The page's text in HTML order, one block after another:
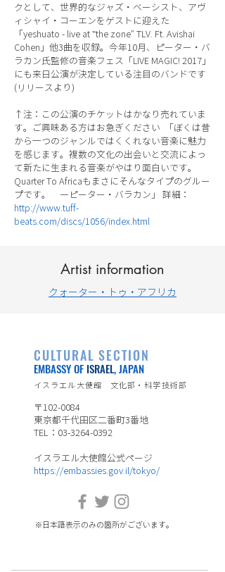
クとして、世界的なジャズ・ベーシスト、アヴ
ィシャイ・コーエンをゲストに迎えた
「yeshuato - live at "the zone” TLV. Ft. Avishai
Cohen」他3曲を収録。今年10月、ピーター・バ
ラカン氏監修の音楽フェス「LIVE MAGIC! 2017」
にも来日公演が決定している注目のバンドです
(リリースより)
↑注：この公演のチケットはかなり売れていま
す。ご興味ある方はお急ぎください 「ぼくは昔
から一つのジャンルではくくれない音楽に魅力
を感じます。複数の文化の出会いと交流によっ
て新たに生まれる音楽がやはり面白いです。
Quarter To Africaもまさにそんなタイプのグルー
プです。 ―ピーター・バラカン」 詳細：
http://www.tuff-
beats.com/discs/1056/index.html
Artist information
クォーター・トゥ・アフリカ
CULTURAL SECTION
EMBASSY OF ISRAEL, JAPAN
イスラエル大使館 文化部・科学技術部
〒102-0084
東京都千代田区二番町3番地
TEL：03-3264-0392
イスラエル大使館公式ページ
https://embassies.gov.il/tokyo/
※日本語表示のみの箇所がございます。